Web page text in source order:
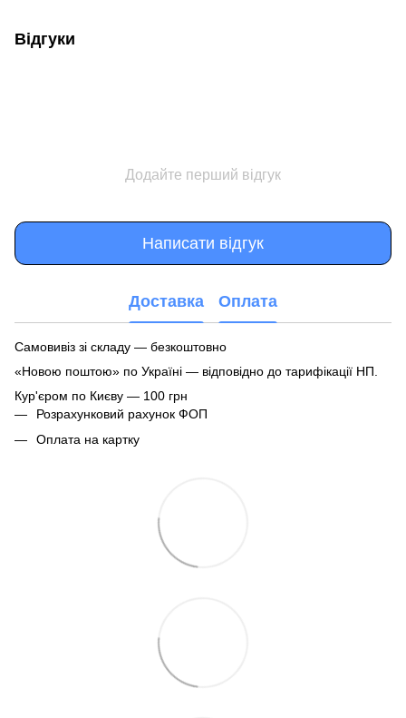
Відгуки
Додайте перший відгук
Написати відгук
Доставка Оплата
Самовивіз зі складу — безкоштовно
«Новою поштою» по Україні — відповідно до тарифікації НП.
Кур'єром по Києву — 100 грн
Розрахунковий рахунок ФОП
Оплата на картку